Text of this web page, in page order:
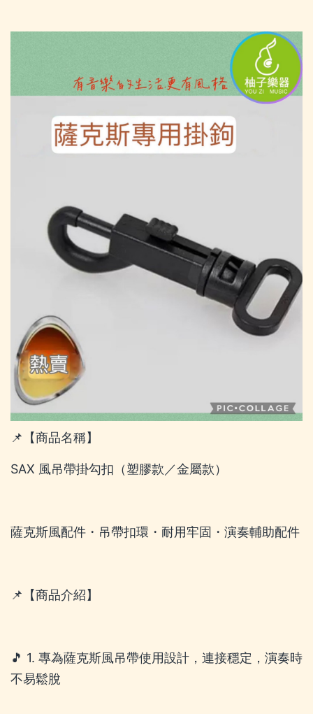
📌【商品名稱】
SAX 風吊帶掛勾扣（塑膠款／金屬款）
薩克斯風配件・吊帶扣環・耐用牢固・演奏輔助配件
📌【商品介紹】
🎵 1. 專為薩克斯風吊帶使用設計，連接穩定，演奏時
不易鬆脫